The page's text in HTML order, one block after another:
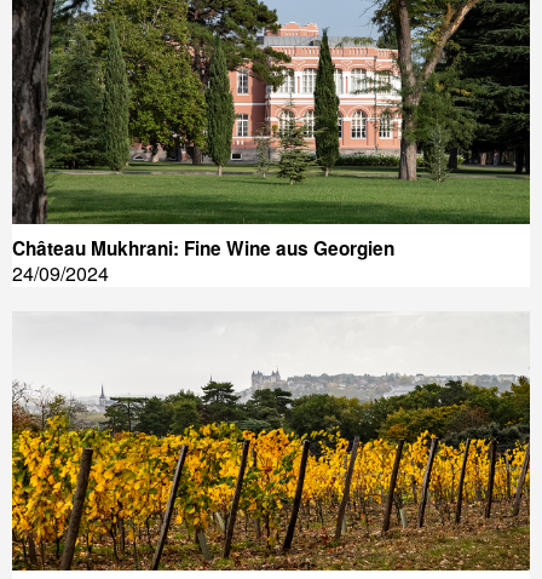
Château Mukhrani: Fine Wine aus Georgien
24/09/2024